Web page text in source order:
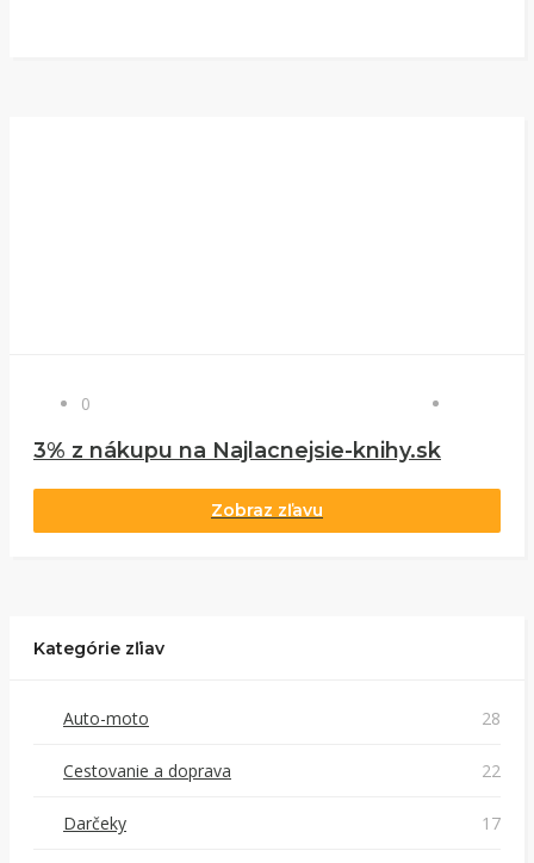
0
3% z nákupu na Najlacnejsie-knihy.sk
Zobraz zľavu
Kategórie zľiav
Auto-moto 28
Cestovanie a doprava 22
Darčeky 17